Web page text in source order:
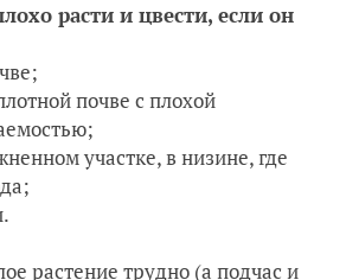
расти и цвести, если он
почве с плохой
участке, в низине, где
растение трудно (а подчас и